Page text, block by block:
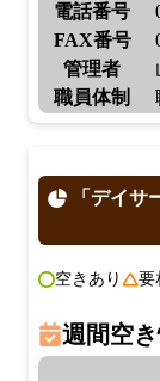
電話番号
FAX番号
管理者
職員体制
「デイサ
空きあり 要
週間空